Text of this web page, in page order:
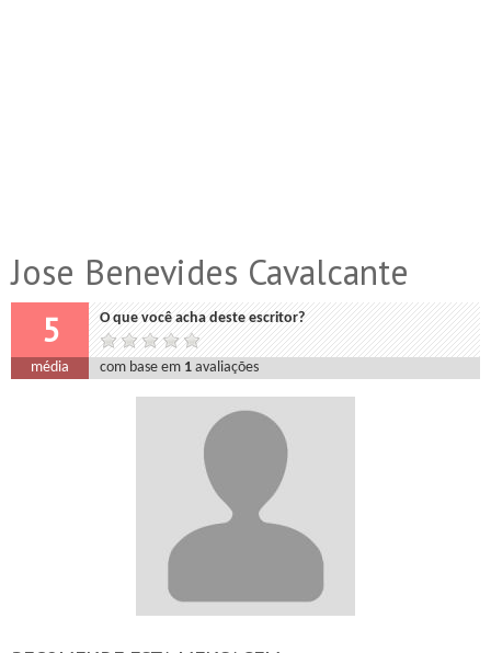
Jose Benevides Cavalcante
5 O que você acha deste escritor?
média com base em 1 avaliações